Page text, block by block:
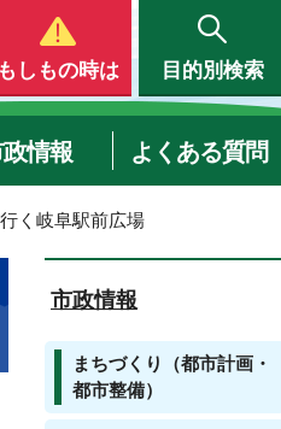
もしもの時は 目的別検索
情報 よくある質問
く岐阜駅前広場
市政情報
まちづくり（都市計画・
都市整備）